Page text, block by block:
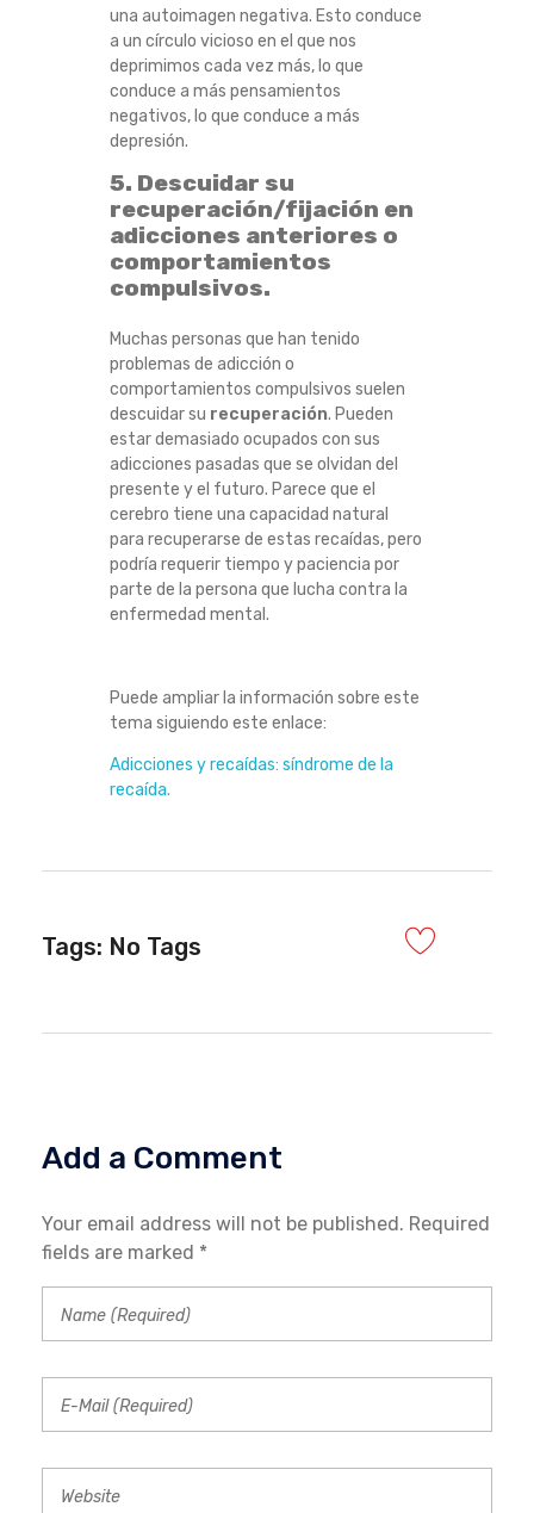
una autoimagen negativa. Esto conduce
a un círculo vicioso en el que nos
deprimimos cada vez más, lo que
conduce a más pensamientos
negativos, lo que conduce a más
depresión.
5. Descuidar su
recuperación/fijación en
adicciones anteriores o
comportamientos
compulsivos.
Muchas personas que han tenido
problemas de adicción o
comportamientos compulsivos suelen
descuidar su recuperación. Pueden
estar demasiado ocupados con sus
adicciones pasadas que se olvidan del
presente y el futuro. Parece que el
cerebro tiene una capacidad natural
para recuperarse de estas recaídas, pero
podría requerir tiempo y paciencia por
parte de la persona que lucha contra la
enfermedad mental.
Puede ampliar la información sobre este
tema siguiendo este enlace:
Adicciones y recaídas: síndrome de la
recaída.
Tags: No Tags
Add a Comment
Your email address will not be published. Required
fields are marked *